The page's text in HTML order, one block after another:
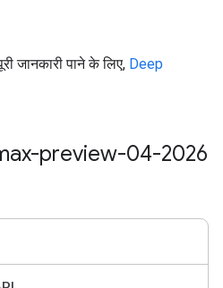
जानकारी पाने के लिए, Deep
preview-04-2026